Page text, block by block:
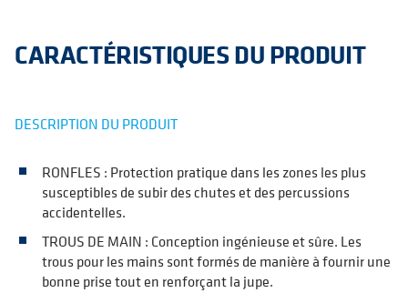
CARACTÉRISTIQUES DU PRODUIT
DESCRIPTION DU PRODUIT
RONFLES : Protection pratique dans les zones les plus
susceptibles de subir des chutes et des percussions
accidentelles.
TROUS DE MAIN : Conception ingénieuse et sûre. Les
trous pour les mains sont formés de manière à fournir une
bonne prise tout en renforçant la jupe.